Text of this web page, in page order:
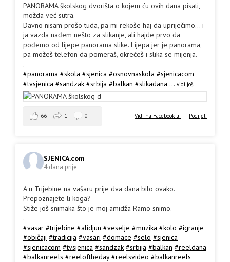
PANORAMA školskog dvorišta o kojem ću ovih dana pisati,
možda već sutra.
Davno nisam prošo tuda, pa mi rekoše haj da upriječimo... i
ja vazda nađem nešto za slikanje, ali hajde prvo da
pođemo od lijepe panorama slike. Lijepa jer je panorama,
pa možeš telefon da pomeraš, okrećeš i slika se mijenja.
.
#panorama #skola #sjenica #osnovnaskola #sjenicacom
#tvsjenica #sandzak #srbija #balkan #slikadana ... vidi još
Vidi na Facebook-u · Podijeli
66 1 0
SJENICA.com
4 dana prije
A u Trijebine na vašaru prije dva dana bilo ovako.
Prepoznajete li koga?
Stiže još snimaka što je moj amidža Ramo snimo.
.
#vasar #trijebine #alidjun #veselje #muzika #kolo #igranje
#običaji #tradicija #vasari #domace #selo #sjenica
#sjenicacom #tvsjenica #sandzak #srbija #balkan #reeldana
#balkanreels #reeloftheday #reelsvideo #balkanreels